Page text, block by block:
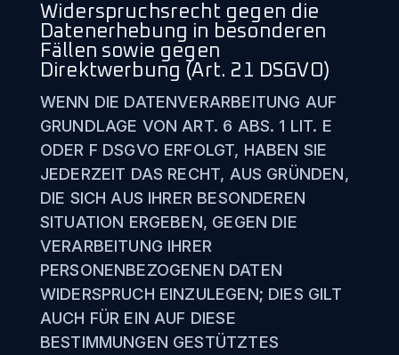
Widerspruchsrecht gegen die
Datenerhebung in besonderen
Fällen sowie gegen
Direktwerbung (Art. 21 DSGVO)
WENN DIE DATENVERARBEITUNG AUF
GRUNDLAGE VON ART. 6 ABS. 1 LIT. E
ODER F DSGVO ERFOLGT, HABEN SIE
JEDERZEIT DAS RECHT, AUS GRÜNDEN,
DIE SICH AUS IHRER BESONDEREN
SITUATION ERGEBEN, GEGEN DIE
VERARBEITUNG IHRER
PERSONENBEZOGENEN DATEN
WIDERSPRUCH EINZULEGEN; DIES GILT
AUCH FÜR EIN AUF DIESE
BESTIMMUNGEN GESTÜTZTES